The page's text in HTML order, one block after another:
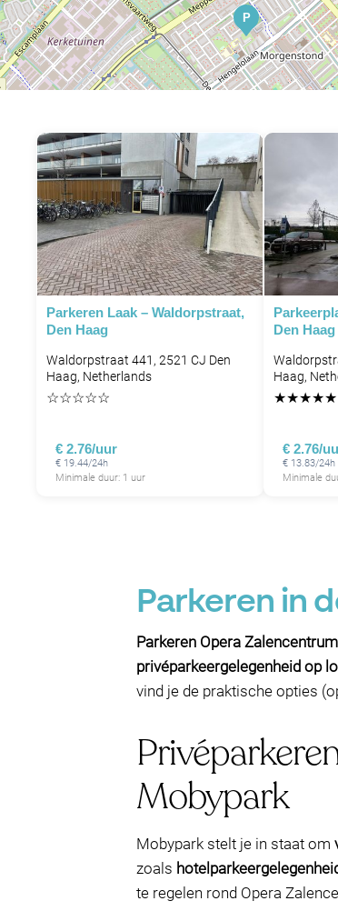
P
Parkeren Laak – Waldorpstraat,
Den Haag
Waldorpstraat 441, 2521 CJ Den
Haag, Netherlands
☆☆☆☆☆
€ 2.76/uur
€ 19.44/24h
Minimale duur: 1 uur
Den Haag
Haag,
★★★★★
€ 2.76/
€ 13.83/24h
Minimale
Parkeren in
Parkeren Opera Zalencentrum
privéparkeergelegenheid op
vind je de praktische opties
Mobypark
Mobypark stelt je in staat om
zoals
te regelen rond Opera